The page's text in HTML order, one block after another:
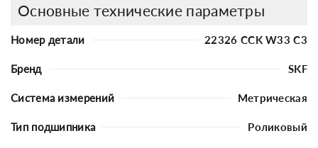
Основные технические параметры
Номер детали 22326 CCK W33 C3
Бренд SKF
Система измерений Метрическая
Тип подшипника Роликовый